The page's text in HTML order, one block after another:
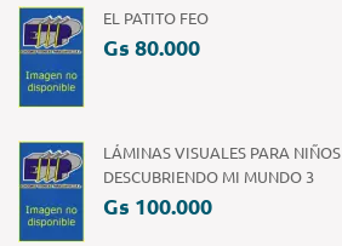
EL PATITO FEO
Gs 80.000
LÁMINAS VISUALES PARA NIÑOS
DESCUBRIENDO MI MUNDO 3
Gs 100.000